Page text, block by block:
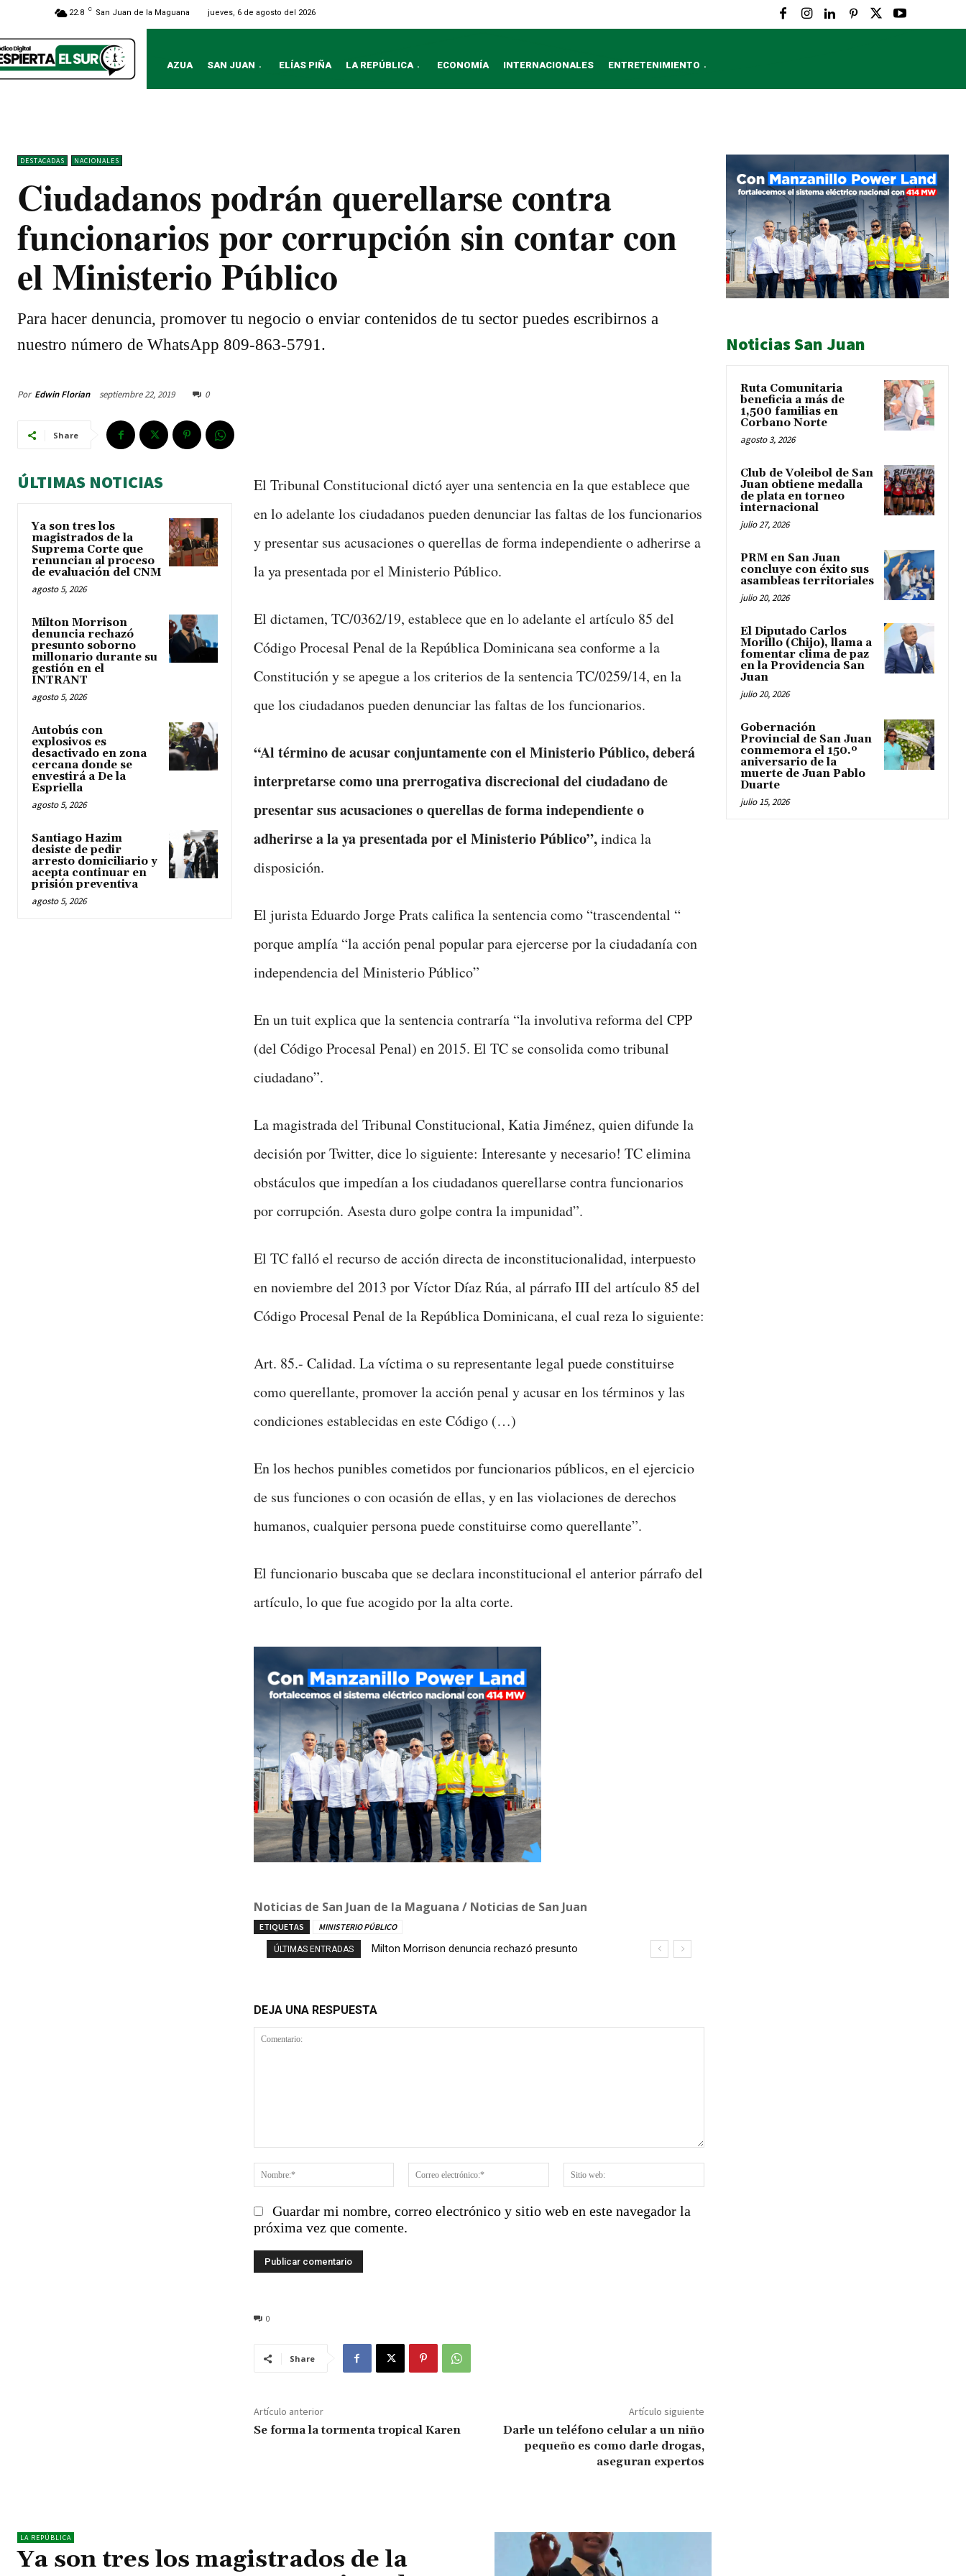
22.8 C San Juan de la Maguana jueves, 6 de agosto del 2026
AZUA SAN JUAN ELÍAS PIÑA LA REPÚBLICA ECONOMÍA INTERNACIONALES ENTRETENIMIENTO
DESTACADAS NACIONALES
Ciudadanos podrán querellarse contra
funcionarios por corrupción sin contar con
el Ministerio Público
Para hacer denuncia, promover tu negocio o enviar contenidos de tu sector puedes escribirnos a
nuestro número de WhatsApp 809-863-5791.
Por Edwin Florian septiembre 22, 2019 0
Share
ÚLTIMAS NOTICIAS
Ya son tres los
magistrados de la
Suprema Corte que
renuncian al proceso
de evaluación del CNM
agosto 5, 2026
Milton Morrison
denuncia rechazó
presunto soborno
millonario durante su
gestión en el
INTRANT
agosto 5, 2026
Autobús con
explosivos es
desactivado en zona
cercana donde se
envestirá a De la
Espriella
agosto 5, 2026
Santiago Hazim
desiste de pedir
arresto domiciliario y
acepta continuar en
prisión preventiva
agosto 5, 2026
El Tribunal Constitucional dictó ayer una sentencia en la que establece que
en lo adelante los ciudadanos pueden denunciar las faltas de los funcionarios
y presentar sus acusaciones o querellas de forma independiente o adherirse a
la ya presentada por el Ministerio Público.
El dictamen, TC/0362/19, establece que en lo adelante el artículo 85 del
Código Procesal Penal de la República Dominicana sea conforme a la
Constitución y se apegue a los criterios de la sentencia TC/0259/14, en la
que los ciudadanos pueden denunciar las faltas de los funcionarios.
“Al término de acusar conjuntamente con el Ministerio Público, deberá
interpretarse como una prerrogativa discrecional del ciudadano de
presentar sus acusaciones o querellas de forma independiente o
adherirse a la ya presentada por el Ministerio Público”,indica la
disposición.
El jurista Eduardo Jorge Prats califica la sentencia como “trascendental “
porque amplía “la acción penal popular para ejercerse por la ciudadanía con
independencia del Ministerio Público”
En un tuit explica que la sentencia contraría “la involutiva reforma del CPP
(del Código Procesal Penal) en 2015. El TC se consolida como tribunal
ciudadano”.
La magistrada del Tribunal Constitucional, Katia Jiménez, quien difunde la
decisión por Twitter, dice lo siguiente: Interesante y necesario! TC elimina
obstáculos que impedían a los ciudadanos querellarse contra funcionarios
por corrupción. Asesta duro golpe contra la impunidad”.
El TC falló el recurso de acción directa de inconstitucionalidad, interpuesto
en noviembre del 2013 por Víctor Díaz Rúa, al párrafo III del artículo 85 del
Código Procesal Penal de la República Dominicana, el cual reza lo siguiente:
Art. 85.- Calidad. La víctima o su representante legal puede constituirse
como querellante, promover la acción penal y acusar en los términos y las
condiciones establecidas en este Código (…)
En los hechos punibles cometidos por funcionarios públicos, en el ejercicio
de sus funciones o con ocasión de ellas, y en las violaciones de derechos
humanos, cualquier persona puede constituirse como querellante”.
El funcionario buscaba que se declara inconstitucional el anterior párrafo del
artículo, lo que fue acogido por la alta corte.
Noticias de San Juan de la Maguana / Noticias de San Juan
ETIQUETAS MINISTERIO PÚBLICO
ÚLTIMAS ENTRADAS
Milton Morrison denuncia rechazó presunto
Autobús con explosivos es desactivado en zona
DEJA UNA RESPUESTA
Nombre:*
Correo
electrónico:*
web:
Guardar mi nombre, correo electrónico y sitio web en este navegador la
próxima vez que comente.
0
Share
Artículo anterior
Se forma la tormenta tropical Karen
Artículo siguiente
Darle un teléfono celular a un niño
pequeño es como darle drogas,
aseguran expertos
Noticias San Juan
Ruta Comunitaria
beneficia a más de
1,500 familias en
Corbano Norte
agosto 3, 2026
Club de Voleibol de San
Juan obtiene medalla
de plata en torneo
internacional
julio 27, 2026
PRM en San Juan
concluye con éxito sus
asambleas territoriales
julio 20, 2026
El Diputado Carlos
Morillo (Chijo), llama a
fomentar clima de paz
en la Providencia San
Juan
julio 20, 2026
Gobernación
Provincial de San Juan
conmemora el 150.º
aniversario de la
muerte de Juan Pablo
Duarte
julio 15, 2026
LA REPÚBLICA
Ya son tres los magistrados de la